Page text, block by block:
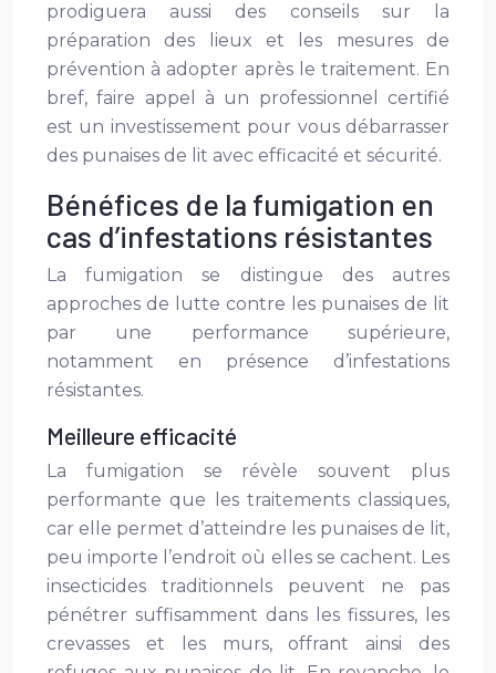
prodiguera aussi des conseils sur la
préparation des lieux et les mesures de
prévention à adopter après le traitement. En
bref, faire appel à un professionnel certifié
est un investissement pour vous débarrasser
des punaises de lit avec efficacité et sécurité.
Bénéfices de la fumigation en
cas d’infestations résistantes
La fumigation se distingue des autres
approches de lutte contre les punaises de lit
par une performance supérieure,
notamment en présence d’infestations
résistantes.
Meilleure efficacité
La fumigation se révèle souvent plus
performante que les traitements classiques,
car elle permet d’atteindre les punaises de lit,
peu importe l’endroit où elles se cachent. Les
insecticides traditionnels peuvent ne pas
pénétrer suffisamment dans les fissures, les
crevasses et les murs, offrant ainsi des